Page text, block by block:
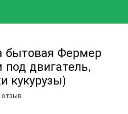
бытовая Фермер
двигатель,
кукурузы)